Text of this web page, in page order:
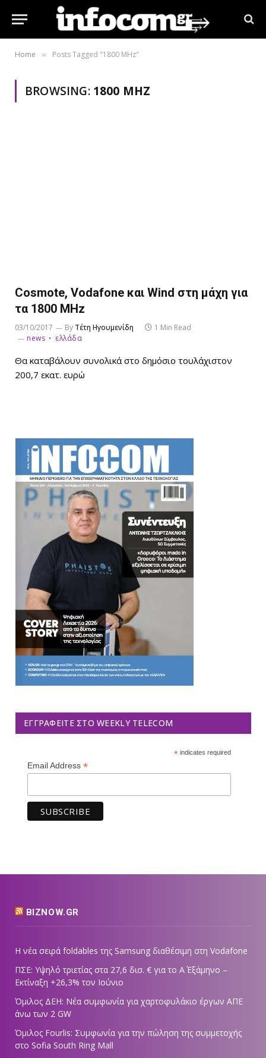
Home » Posts Tagged "1800 MHz"
BROWSING: 1800 MHZ
Cosmote, Vodafone και Wind στη μάχη για
τα 1800 MHz
03/10/2017 By Τέτη Ηγουμενίδη
1 Min Read
news
ελλάδα
Θα καταβάλουν συνολικά στο δημόσιο τουλάχιστον
200,7 εκατ. ευρώ
ΕΓΓΡΑΦΕΊΤΕ ΣΤΟ WEEKLY TELECOM
*indicates required
Email Address *
BIZNOW.GR
Η νέα σειρά foldables της Samsung διαθέσιμη στη Vodafone
ΠΣΕ: Υψηλό τριετίας στα 27,6 δισ. € για το Α΄ Εξάμηνο –
Εκτίναξη +26,3% τον Ιούνιο
Όμιλος ΔΕΗ: Νέα συμφωνία για χαρτοφυλάκιο έργων ΑΠΕ
άνω των 2 GW
Όμιλος Fourlis: Συμφωνία για την πώληση της συμμετοχής
στο Sofia South Ring Mall